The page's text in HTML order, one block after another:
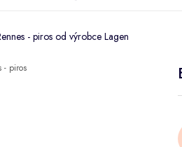
- piros od výrobce Lagen